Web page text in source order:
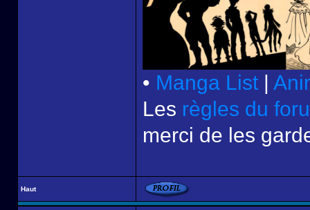
• Manga List |
Les règles du
merci de les
Haut